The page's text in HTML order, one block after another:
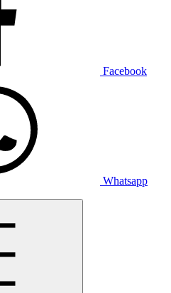
Facebook
Whatsapp